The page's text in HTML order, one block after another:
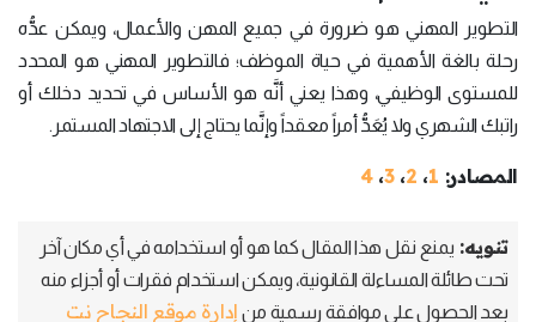
التطوير المهني هو ضرورة في جميع المهن والأعمال، ويمكن عدُّه
رحلة بالغة الأهمية في حياة الموظف؛ فالتطوير المهني هو المحدد
للمستوى الوظيفي، وهذا يعني أنَّه هو الأساس في تحديد دخلك أو
راتبك الشهري ولا يُعَدُّ أمراً معقداً وإنَّما يحتاج إلى الاجتهاد المستمر.
المصادر: 1، 2،3،4
تنويه: يمنع نقل هذا المقال كما هو أو استخدامه في أي مكان آخر
تحت طائلة المساءلة القانونية، ويمكن استخدام فقرات أو أجزاء منه
بعد الحصول على موافقة رسمية من إدارة موقع النجاح نت